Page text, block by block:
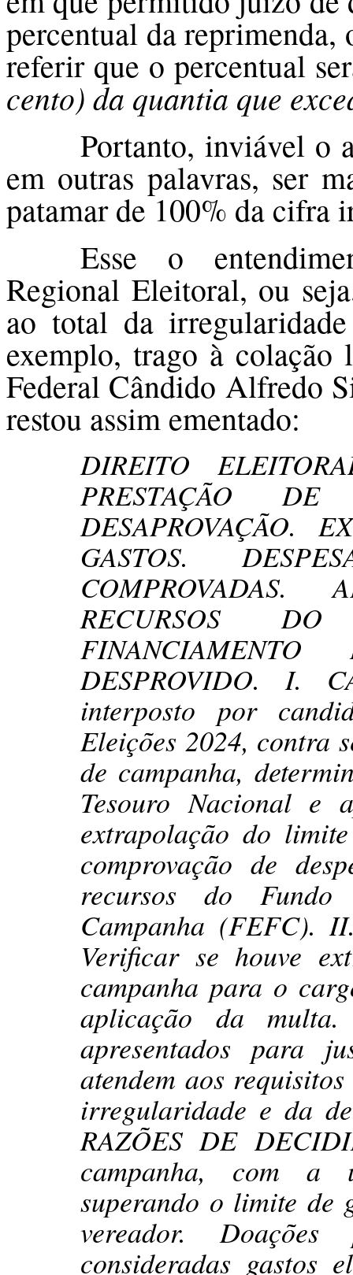
percentual da reprimenda,
referir que o percentual
cento) da quantia que
Portanto, inviável o
em outras palavras, ser
patamar de 100% da cifra
Esse o
Regional Eleitoral, ou
ao total da
exemplo, trago à
Federal Cândido Alfredo
restou assim ementado:
DIREITO
PRESTAÇÃO
DESAPROVAÇÃO.
GASTOS.
COMPROVADAS.
RECURSOS
DESPROVIDO. I.
interposto por
Eleições 2024, contra
de campanha,
Tesouro Nacional e
extrapolação do
comprovação de
recursos do
Campanha (FEFC).
Verificar se houve
campanha para o
aplicação da
apresentados para
atendem aos
irregularidade e da
RAZÕES DE
campanha, com a
superando o limite de
vereador.
consideradas